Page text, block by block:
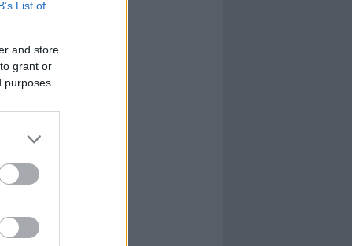
List of
and store
grant or
purposes
falunk
közt
Central
TV
Abbey